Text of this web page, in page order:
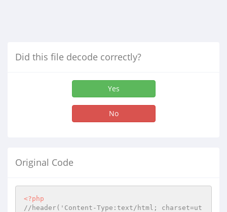
Did this file decode correctly?
Yes
No
Original Code
<?php
//header('Content-Type:text/html; charset=ut